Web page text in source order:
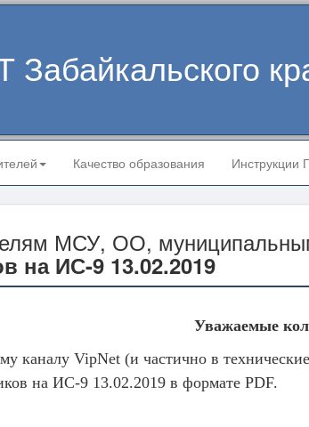
Качество образования Инструкции
МСУ, ОО,
на ИС-9 13.02.2019
Уважаемые
каналу VipNet (и частично в
на ИС-9 13.02.2019 в формате PDF.